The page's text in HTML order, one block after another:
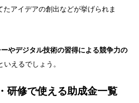
たアイデアの創出などが挙げられま
やデジタル技術の習得による競争力の
いえるでしょう。
研修で使える助成金一覧